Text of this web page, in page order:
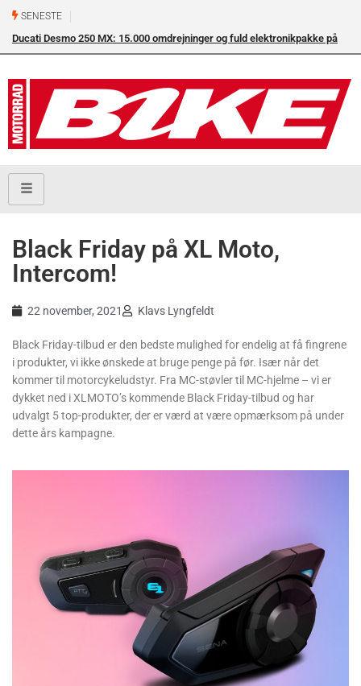
SENESTE
Ducati Desmo 250 MX: 15.000 omdrejninger og fuld elektronikpakke på
Black Friday på XL Moto,
Intercom!
22 november, 2021 Klavs Lyngfeldt
Black Friday-tilbud er den bedste mulighed for endelig at få fingrene
i produkter, vi ikke ønskede at bruge penge på før. Især når det
kommer til motorcykeludstyr. Fra MC-støvler til MC-hjelme – vi er
dykket ned i XLMOTO’s kommende Black Friday-tilbud og har
udvalgt 5 top-produkter, der er værd at være opmærksom på under
dette års kampagne.